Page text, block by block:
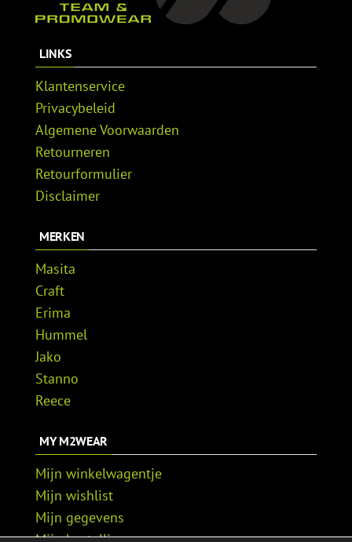
LINKS
Klantenservice
Privacybeleid
Algemene Voorwaarden
Retourneren
Retourformulier
Disclaimer
MERKEN
Masita
Craft
Erima
Hummel
Jako
Stanno
Reece
MY M2WEAR
Mijn winkelwagentje
Mijn wishlist
Mijn gegevens